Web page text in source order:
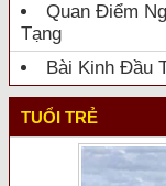
Quan Điểm
Tạng
Bài Kinh Đầu
TUỔI TRẺ